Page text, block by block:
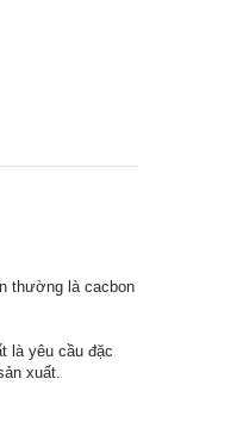
thường là cacbon
là yêu cầu đặc
xuất.